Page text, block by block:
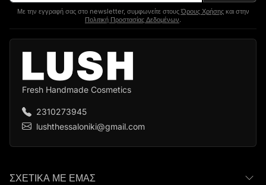
Με την εγγραφή σας στο newsletter, συμφωνείτε στουςΌρους Χρήσηςκαι στην
Πολιτική Προστασίας Δεδομένων.
Fresh Handmade Cosmetics
2310273945
lushthessaloniki@gmail.com
ΣΧΕΤΙΚΆ ΜΕ ΈΜΑΣ